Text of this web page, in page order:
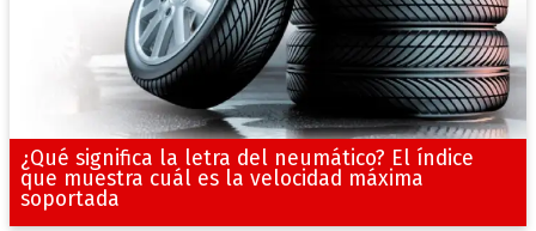
¿Qué significa la letra del neumático? El índice
que muestra cuál es la velocidad máxima
soportada